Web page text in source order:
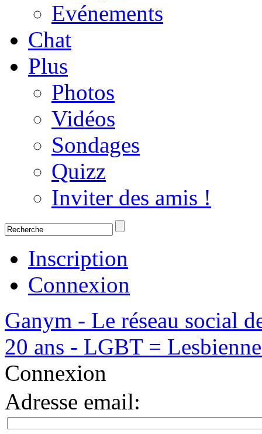
Evénements
Chat
Plus
Photos
Vidéos
Sondages
Quizz
Inviter des amis !
Inscription
Connexion
Ganym - Le réseau social
20 ans - LGBT =
Connexion
Adresse email: